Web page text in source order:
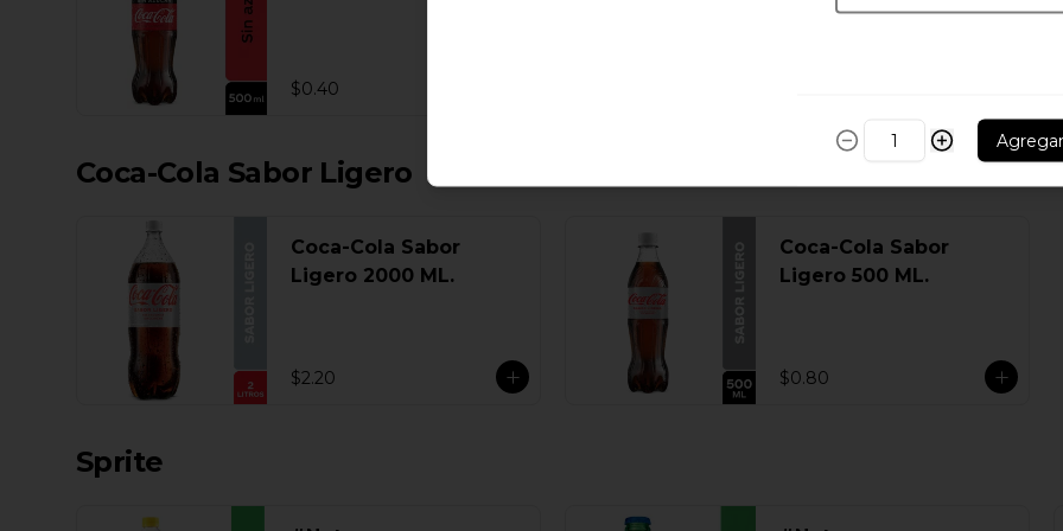
$0.40
Coca-Cola Sabor Ligero
Coca-Cola Sabor
Ligero 2000 ML.
$2.20
Coca-Cola Sabor
Ligero 500 ML.
$0.80
Sprite
Agregar